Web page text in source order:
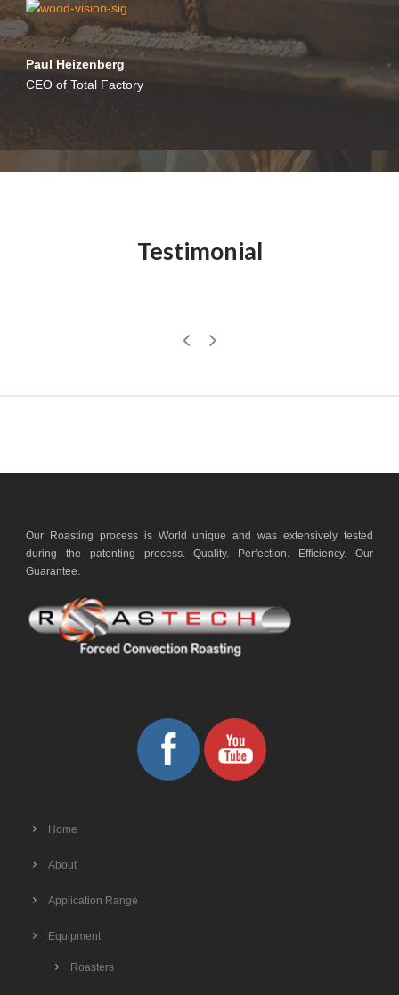
Paul Heizenberg
CEO of Total Factory
Testimonial
Our Roasting process is World unique and was extensively tested
during the patenting process. Quality. Perfection. Efficiency. Our
Guarantee.
Home
About
Application Range
Equipment
Roasters